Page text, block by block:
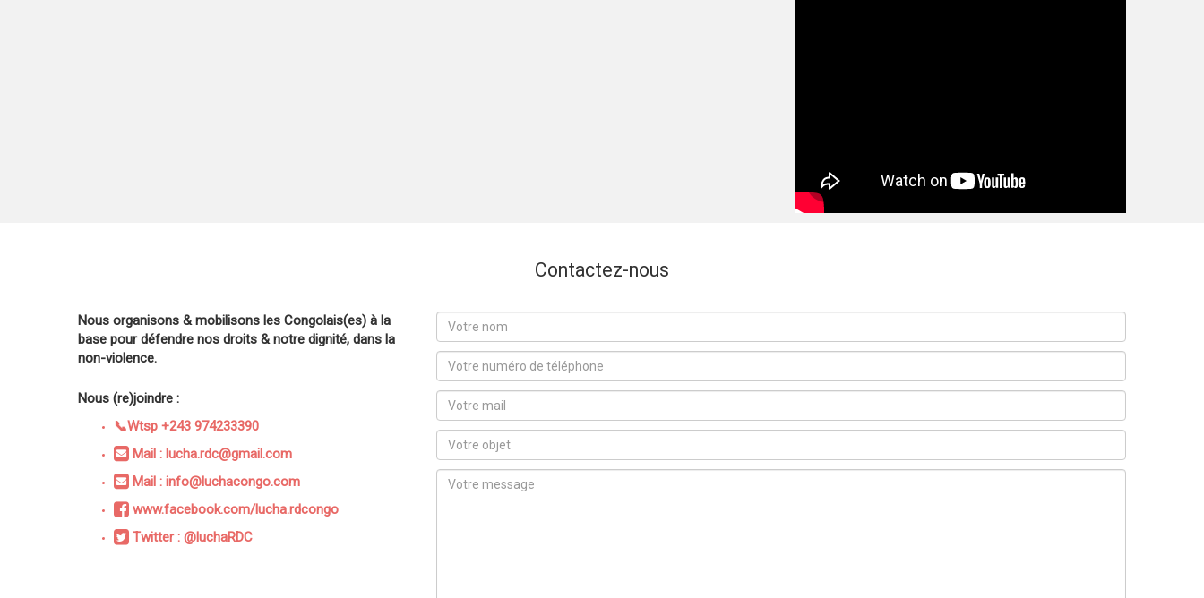
Contactez-nous
Nous organisons & mobilisons les Congolais(es) à la
base pour défendre nos droits & notre dignité, dans la
non-violence.
Nous (re)joindre :
📞Wtsp +243 974233390
Mail : lucha.rdc@gmail.com
Mail : info@luchacongo.com
www.facebook.com/lucha.rdcongo
Twitter : @luchaRDC